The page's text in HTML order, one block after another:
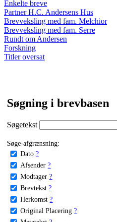
Enkelte breve
Partner H.C. Andersens Hus
Brevveksling med fam. Melchior
Brevveksling med fam. Serre
Rundt om Andersen
Forskning
Titler oversat
Søgning i brevbasen
Søgetekst
Søge-afgrænsning:
Dato ?
Afsender ?
Modtager ?
Brevtekst ?
Herkomst ?
Original Placering ?